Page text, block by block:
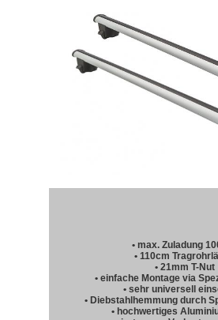
• max. Zuladung
• 110cm
• 21mm T-Nut
• einfache Montage via
• sehr universell
• Diebstahlhemmung durch
• hochwertiges